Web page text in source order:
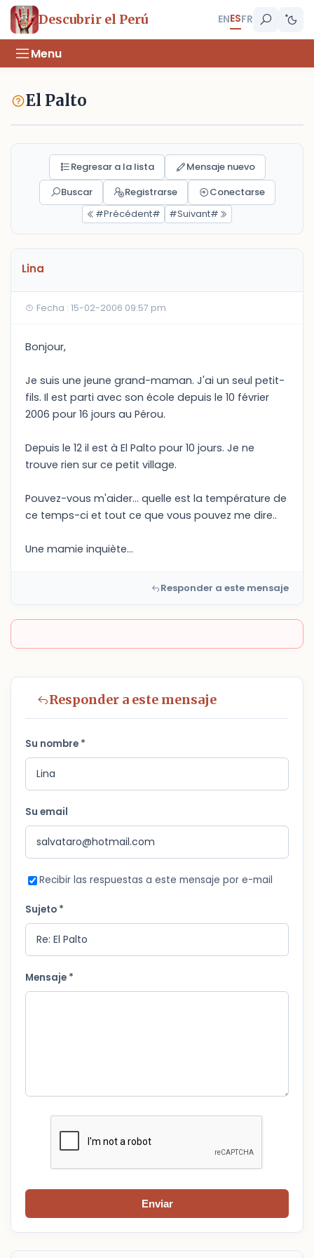
Descubrir el Perú ENESFR
Menu
El Palto
Regresar a la lista
Mensaje nuevo
Buscar
Registrarse
Conectarse
#Précédent#
#Suivant#
Lina
Fecha : 15-02-2006 09:57 pm
Bonjour,
Je suis une jeune grand-maman. J'ai un seul petit-
fils. Il est parti avec son école depuis le 10 février
2006 pour 16 jours au Pérou.
Depuis le 12 il est à El Palto pour 10 jours. Je ne
trouve rien sur ce petit village.
Pouvez-vous m'aider... quelle est la température de
ce temps-ci et tout ce que vous pouvez me dire..
Une mamie inquiète...
Responder a este mensaje
Responder a este mensaje
Su nombre *
Su email
Recibir las respuestas a este mensaje por e-mail
Sujeto *
Mensaje *
Enviar